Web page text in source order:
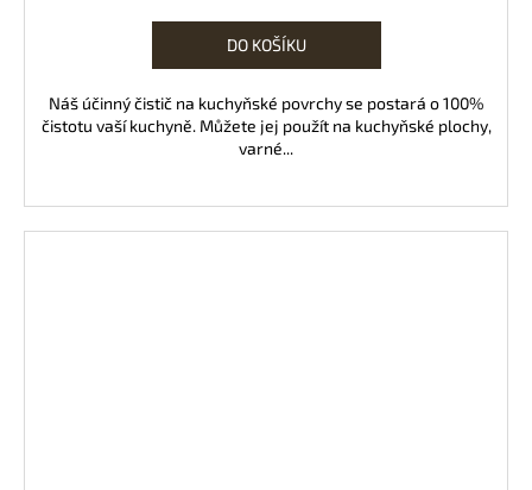
DO KOŠÍKU
Náš účinný čistič na kuchyňské povrchy se postará o 100%
čistotu vaší kuchyně. Můžete jej použít na kuchyňské plochy,
varné...